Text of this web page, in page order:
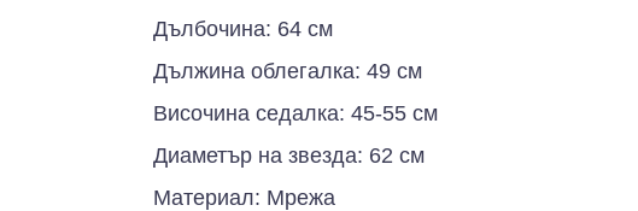
Дълбочина: 64 см
Дължина облегалка: 49 см
Височина седалка: 45-55 см
Диаметър на звезда: 62 см
Материал: Мрежа